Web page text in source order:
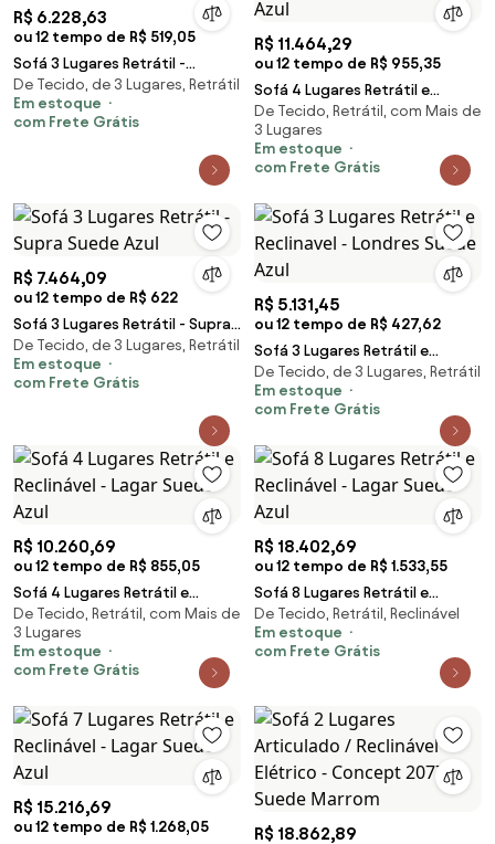
R$ 6.228,63
ou 12 tempo de R$ 519,05
Sofá 3 Lugares Retrátil -
Santiago Suede Azul
De Tecido, de 3 Lugares, Retrátil
Em estoque
com Frete Grátis
R$ 11.464,29
ou 12 tempo de R$ 955,35
Sofá 4 Lugares Retrátil e
Reclinavel - Bono Suede Azul
De Tecido, Retrátil, com Mais de
3 Lugares
Em estoque
com Frete Grátis
R$ 7.464,09
ou 12 tempo de R$ 622
Sofá 3 Lugares Retrátil - Supra
Suede Azul
De Tecido, de 3 Lugares, Retrátil
Em estoque
com Frete Grátis
R$ 5.131,45
ou 12 tempo de R$ 427,62
Sofá 3 Lugares Retrátil e
Reclinavel - Londres Suede Azul
De Tecido, de 3 Lugares, Retrátil
Em estoque
com Frete Grátis
R$ 10.260,69
ou 12 tempo de R$ 855,05
Sofá 4 Lugares Retrátil e
Reclinável - Lagar Suede Azul
De Tecido, Retrátil, com Mais de
3 Lugares
Em estoque
com Frete Grátis
R$ 18.402,69
ou 12 tempo de R$ 1.533,55
Sofá 8 Lugares Retrátil e
Reclinável - Lagar Suede Azul
De Tecido, Retrátil, Reclinável
Em estoque
com Frete Grátis
R$ 15.216,69
ou 12 tempo de R$ 1.268,05
R$ 18.862,89